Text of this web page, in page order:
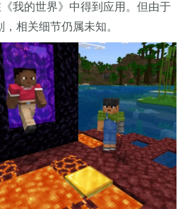
我的世界》中得到应用。但由于
相关细节仍属未知。